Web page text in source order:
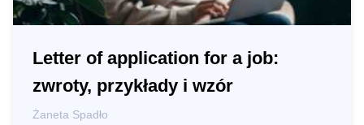
Letter of application for a job:
zwroty, przykłady i wzór
Żaneta Spadło